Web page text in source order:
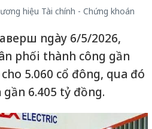
hiệu Tài chính - Chứng khoán
ngày 6/5/2026,
phối thành công gần
5.060 cổ đông, qua đó
6.405 tỷ đồng.